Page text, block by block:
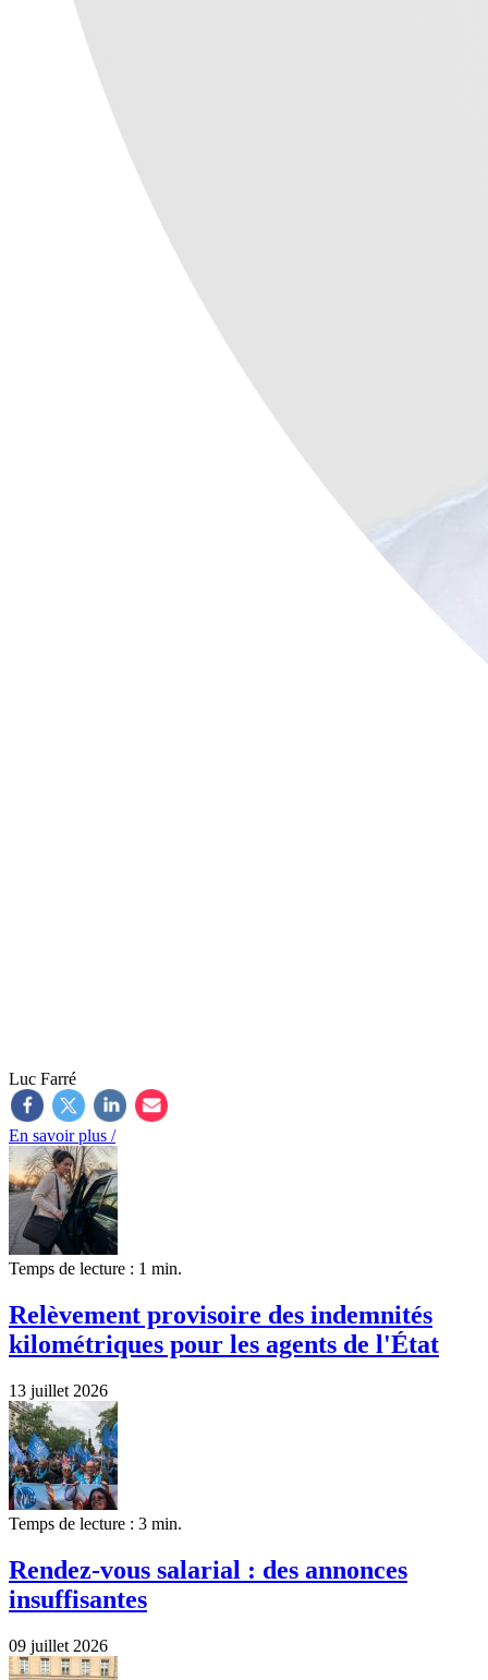
Luc Farré
En savoir plus /
Temps de lecture : 1 min.
Relèvement provisoire des indemnités
kilométriques pour les agents de l'État
13 juillet 2026
Temps de lecture : 3 min.
Rendez-vous salarial : des annonces
insuffisantes
09 juillet 2026